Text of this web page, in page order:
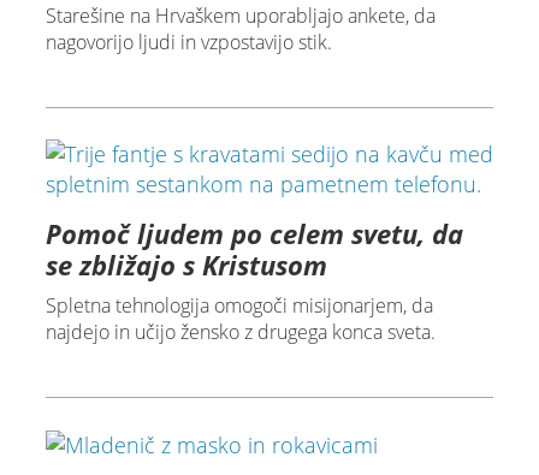
Starešine na Hrvaškem uporabljajo ankete, da
nagovorijo ljudi in vzpostavijo stik.
Pomoč ljudem po celem svetu, da
se zbližajo s Kristusom
Spletna tehnologija omogoči misijonarjem, da
najdejo in učijo žensko z drugega konca sveta.